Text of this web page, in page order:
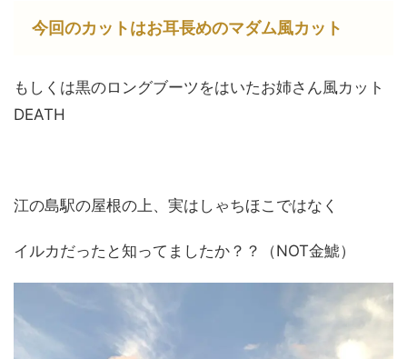
今回のカットはお耳長めのマダム風カット
もしくは黒のロングブーツをはいたお姉さん風カット
DEATH
江の島駅の屋根の上、実はしゃちほこではなく
イルカだったと知ってましたか？？（NOT金鯱）